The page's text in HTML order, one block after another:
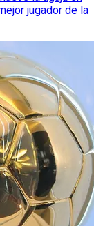
jugador de la